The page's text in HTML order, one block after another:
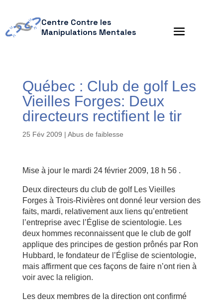
Centre Contre les
Manipulations Mentales
Québec : Club de golf Les
Vieilles Forges: Deux
directeurs rectifient le tir
25 Fév 2009 | Abus de faiblesse
Mise à jour le mardi 24 février 2009, 18 h 56 .
Deux directeurs du club de golf Les Vieilles
Forges à Trois-Rivières ont donné leur version des
faits, mardi, relativement aux liens qu’entretient
l’entreprise avec l’Église de scientologie. Les
deux hommes reconnaissent que le club de golf
applique des principes de gestion prônés par Ron
Hubbard, le fondateur de l’Église de scientologie,
mais affirment que ces façons de faire n’ont rien à
voir avec la religion.
Les deux membres de la direction ont confirmé